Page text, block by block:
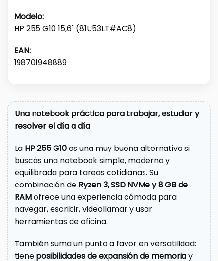
Modelo:
HP 255 G10 15,6" (81U53LT#AC8)
EAN:
198701948889
Una notebook práctica para trabajar, estudiar y
resolver el día a día
La HP 255 G10es una muy buena alternativa si
buscás una notebook simple, moderna y
equilibrada para tareas cotidianas. Su
combinación de Ryzen 3, SSD NVMe y 8 GB de
RAMofrece una experiencia cómoda para
navegar, escribir, videollamar y usar
herramientas de oficina.
También suma un punto a favor en versatilidad:
tiene posibilidades de expansión de memoriay